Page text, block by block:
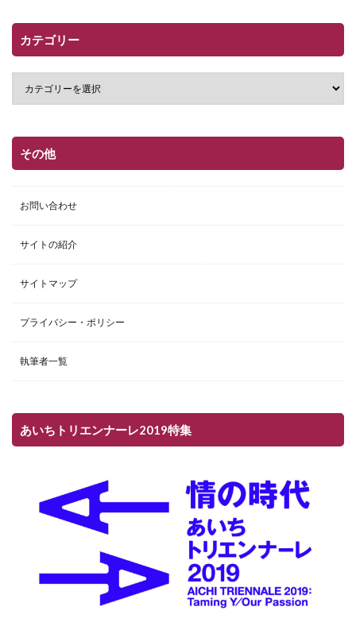
カテゴリー
その他
お問い合わせ
サイトの紹介
サイトマップ
プライバシー・ポリシー
執筆者一覧
あいちトリエンナーレ2019特集